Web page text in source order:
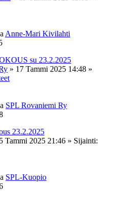
Anne-Mari Kivilahti
su 23.2.2025
» 17 Tammi 2025 14:48 »
SPL Rovaniemi Ry
23.2.2025
Tammi 2025 21:46 » Sijainti:
SPL-Kuopio